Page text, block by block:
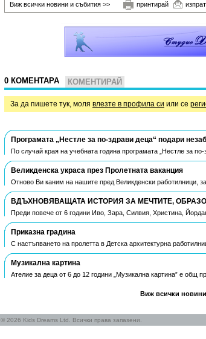
Виж всички новини и събития >> принтирай
0 КОМЕНТАРА КОМЕНТИРАЙ
За да пишете тук, моля влезте в профила си или се
Програмата „Нестле за по-здрави деца“ подари
По случай края на учебната година програмата „Нестле за
Великденска украса през Пролетната ваканция
Отново Ви каним на нашите пред Великденски работилници,
ВДЪХНОВЯВАЩАТА ИСТОРИЯ ЗА МЕЧТИТЕ,
Преди повече от 6 години Иво, Зара, Силвия, Христина,
Приказна градина
С настъпването на пролетта в Детска архитектурна
Музикална картина
Ателие за деца от 6 до 12 години „Музикална картина” е общ
Виж всички
© 2026 Kids Dreams Ltd. Всички права запазени.